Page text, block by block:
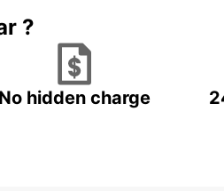
?
No hidden charge